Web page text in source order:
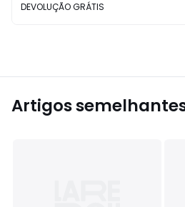
DEVOLUÇÃO GRÁTIS
Artigos